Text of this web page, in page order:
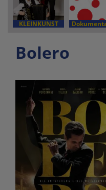
KLEINKUNST
Bolero